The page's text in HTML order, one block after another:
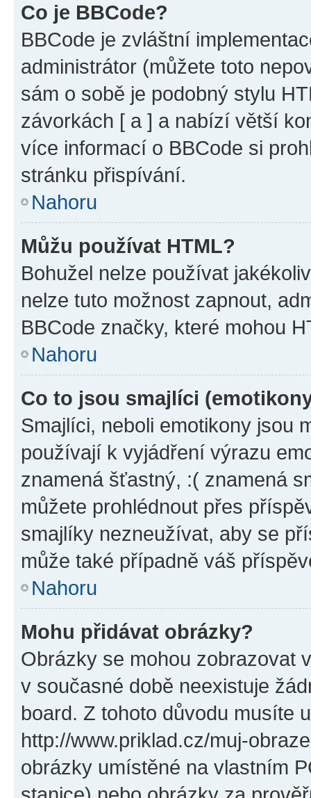
Co je BBCode?
BBCode je zvláštní
administrátor (můžete toto
sám o sobě je podobný stylu
závorkách [ a ] a nabízí větší
více informací o BBCode si
stránku přispívání.
Nahoru
Můžu používat HTML?
Bohužel nelze používat
nelze tuto možnost zapnout,
BBCode značky, které mohou
Nahoru
Co to jsou smajlíci
Smajlíci, neboli emotikony jsou
používají k vyjádření výrazu
znamená šťastný, :( znamená
můžete prohlédnout přes
smajlíky nezneužívat, aby se
může také případně váš
Nahoru
Mohu přidávat obrázky?
Obrázky se mohou zobrazovat
v současné době neexistuje
board. Z tohoto důvodu musíte
http://www.priklad.cz/muj-
obrázky umístěné na vlastním